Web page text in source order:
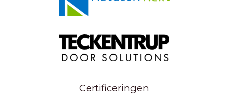
Certificeringen